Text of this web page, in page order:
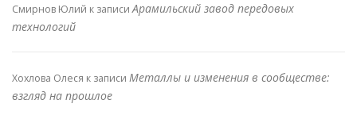
Смирнов Юлий к записиАрамильский завод передовых
технологий
Хохлова Олеся к записи Металлы и изменения в сообществе:
взгляд на прошлое